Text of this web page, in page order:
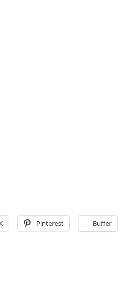
Pinterest Buffer